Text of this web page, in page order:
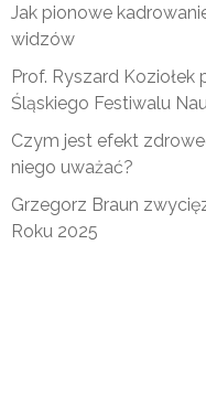
Jak pionowe
widzów
Prof. Ryszard Koziołek
Śląskiego Festiwalu
Czym jest efekt
niego uważać?
Grzegorz Braun
Roku 2025